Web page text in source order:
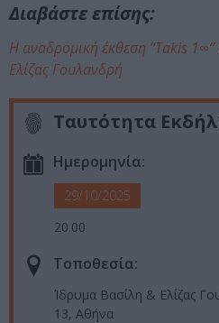
Διαβάστε επίσης:
Η αναδρομική έκθεση “Takis
Ελίζας Γουλανδρή
Ταυτότητα
Ημερομηνία:
29/10/2025
20.00
Τοποθεσία:
Ίδρυμα Βασίλη & Ελίζας
13, Αθήνα